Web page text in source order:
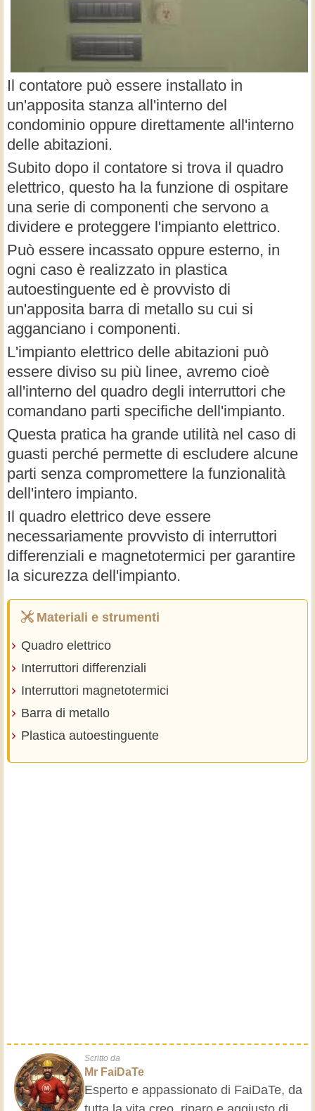
Il contatore può essere installato in
un'apposita stanza all'interno del
condominio oppure direttamente all'interno
delle abitazioni.
Subito dopo il contatore si trova il quadro
elettrico, questo ha la funzione di ospitare
una serie di componenti che servono a
dividere e proteggere l'impianto elettrico.
Può essere incassato oppure esterno, in
ogni caso è realizzato in plastica
autoestinguente ed è provvisto di
un'apposita barra di metallo su cui si
agganciano i componenti.
L'impianto elettrico delle abitazioni può
essere diviso su più linee, avremo cioè
all'interno del quadro degli interruttori che
comandano parti specifiche dell'impianto.
Questa pratica ha grande utilità nel caso di
guasti perché permette di escludere alcune
parti senza compromettere la funzionalità
dell'intero impianto.
Il quadro elettrico deve essere
necessariamente provvisto di interruttori
differenziali e magnetotermici per garantire
la sicurezza dell'impianto.
Materiali e strumenti
Quadro elettrico
Interruttori differenziali
Interruttori magnetotermici
Barra di metallo
Plastica autoestinguente
Scritto da
Mr FaiDaTe
Esperto e appassionato di FaiDaTe, da